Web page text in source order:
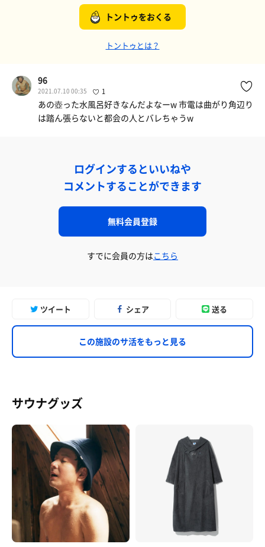
トントゥをおくる
トントゥとは？
96
2021.07.10 00:35 1
あの壺った水風呂好きなんだよなーw 市電は曲がり角辺り
は踏ん張らないと都会の人とバレちゃうw
ログインするといいねや
コメントすることができます
無料会員登録
すでに会員の方はこちら
ツイート シェア 送る
この施設のサ活をもっと見る
サウナグッズ